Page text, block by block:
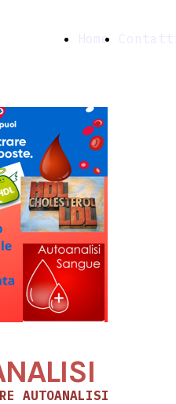
Home
AUTOANALISI